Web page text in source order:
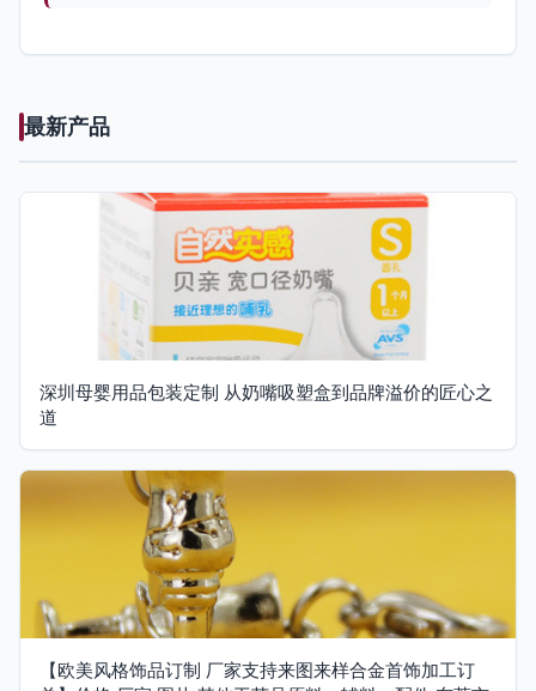
最新产品
深圳母婴用品包装定制 从奶嘴吸塑盒到品牌溢价的匠心之
道
【欧美风格饰品订制 厂家支持来图来样合金首饰加工订